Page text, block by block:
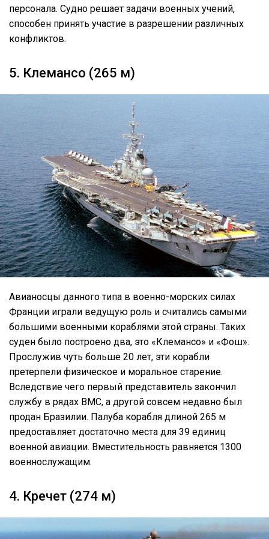
персонала. Судно решает задачи военных учений,
способен принять участие в разрешении различных
конфликтов.
5. Клемансо (265 м)
Авианосцы данного типа в военно-морских силах
Франции играли ведущую роль и считались самыми
большими военными кораблями этой страны. Таких
суден было построено два, это «Клемансо» и «Фош».
Прослужив чуть больше 20 лет, эти корабли
претерпели физическое и моральное старение.
Вследствие чего первый представитель закончил
службу в рядах ВМС, а другой совсем недавно был
продан Бразилии. Палуба корабля длиной 265 м
предоставляет достаточно места для 39 единиц
военной авиации. Вместительность равняется 1300
военнослужащим.
4. Кречет (274 м)